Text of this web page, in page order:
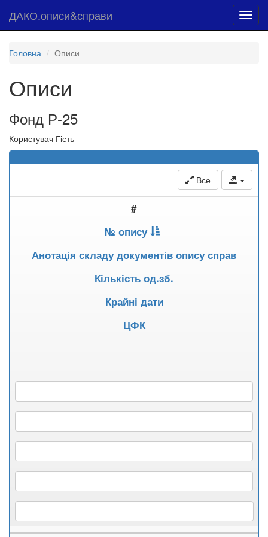
ДАКО.описи&справи
Головна Описи
Описи
Фонд Р-25
Користувач Гість
Все
#
№ опису
Анотація складу документів опису справ
Кількість од.зб.
Крайні дати
ЦФК